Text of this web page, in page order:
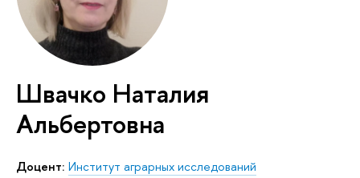
Швачко Наталия
Альбертовна
Доцент: Институт аграрных исследований